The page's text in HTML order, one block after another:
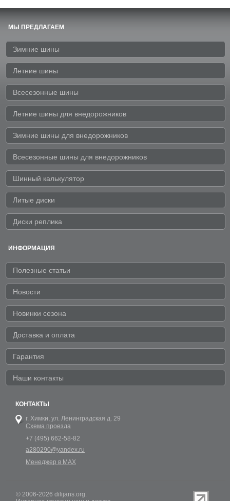
МЫ ПРЕДЛАГАЕМ
Зимние шины
Летние шины
Всесезонные шины
Летние шины для внедорожников
Зимние шины для внедорожников
Всесезонные шины для внедорожников
Шинный калькулятор
Литые диски
Диски реплика
ИНФОРМАЦИЯ
Полезные статьи
Новости
Новинки сезона
Доставка и оплата
Гарантия
Наши контакты
КОНТАКТЫ
г. Химки, ул. Ленинградская д. 29
Схема проезда
+7 (495) 662-58-82
a280290@yandex.ru
Менеджер в MAX
© 2006-2026 dilijans.org.